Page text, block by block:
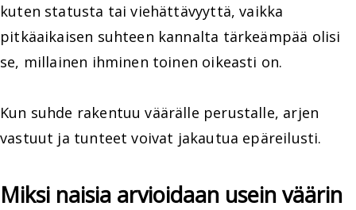
kuten statusta tai viehättävyyttä, vaikka
pitkäaikaisen suhteen kannalta tärkeämpää olisi
se, millainen ihminen toinen oikeasti on.
Kun suhde rakentuu väärälle perustalle, arjen
vastuut ja tunteet voivat jakautua epäreilusti.
Miksi naisia arvioidaan usein väärin